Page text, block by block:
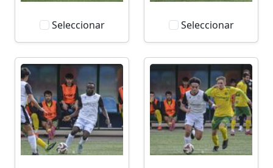
Seleccionar Seleccionar